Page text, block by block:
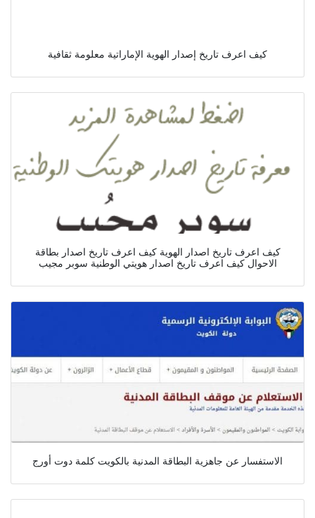
كيف اعرف تاريخ إصدار الهوية الإماراتية معلومة ثقافية
كيف اعرف تاريخ اصدار الهوية كيف اعرف تاريخ اصدار بطاقة
الاحوال كيف اعرف تاريخ اصدار هويتي الوطنية سوبر مجيب
الاستفسار عن جاهزية البطاقة المدنية بالكويت كلمة دوت أورج